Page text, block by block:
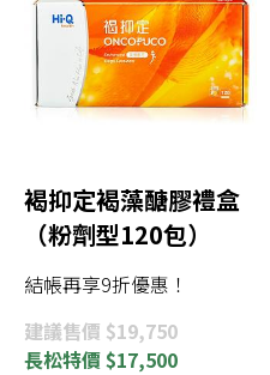
褐抑定褐藻醣膠禮盒
（粉劑型120包）
結帳再享9折優惠！
建議售價 $19,750
長松特價 $17,500